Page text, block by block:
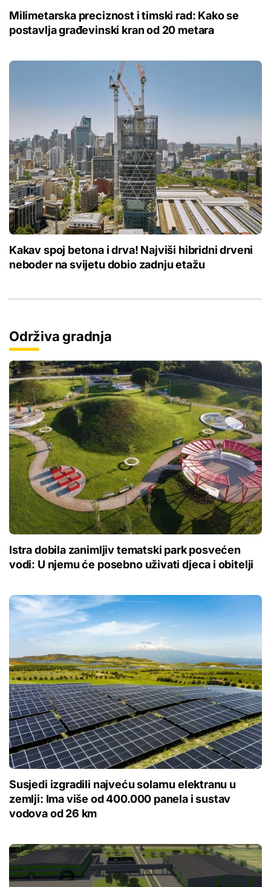
Milimetarska preciznost i timski rad: Kako se
postavlja građevinski kran od 20 metara
Kakav spoj betona i drva! Najviši hibridni drveni
neboder na svijetu dobio zadnju etažu
Održiva gradnja
Istra dobila zanimljiv tematski park posvećen
vodi: U njemu će posebno uživati djeca i obitelji
Susjedi izgradili najveću solarnu elektranu u
zemlji: Ima više od 400.000 panela i sustav
vodova od 26 km